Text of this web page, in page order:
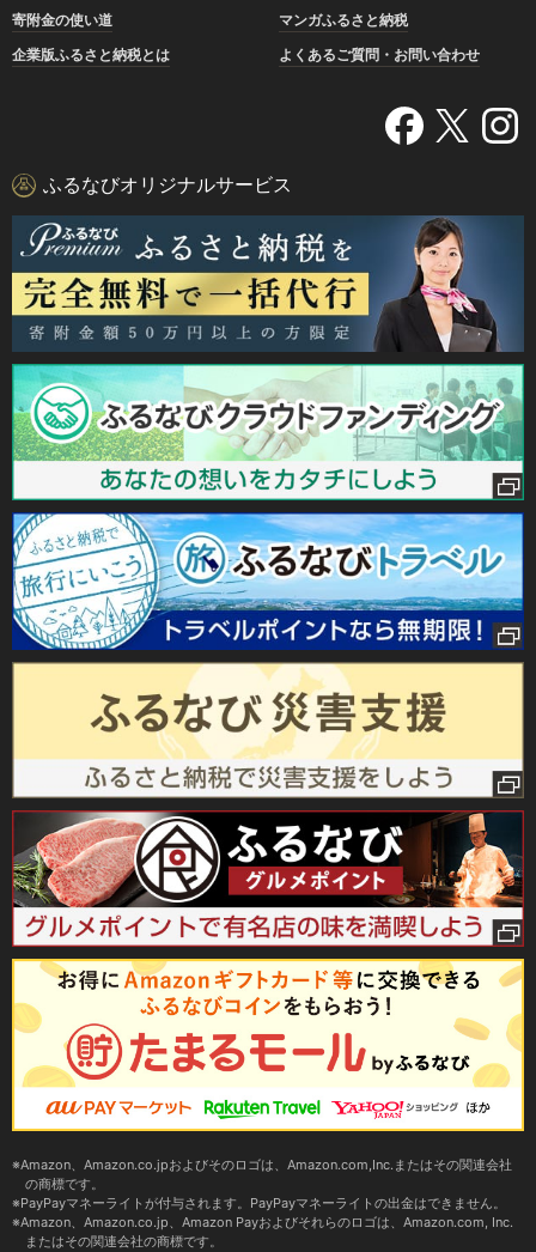
寄附金の使い道
マンガふるさと納税
企業版ふるさと納税とは
よくあるご質問・お問い合わせ
ふるなびオリジナルサービス
Amazon、Amazon.co.jpおよびそのロゴは、Amazon.com,Inc.またはその関連会社
の商標です。
PayPayマネーライトが付与されます。PayPayマネーライトの出金はできません。
Amazon、Amazon.co.jp、Amazon Payおよびそれらのロゴは、Amazon.com, Inc.
またはその関連会社の商標です。